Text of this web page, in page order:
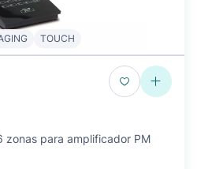
TOUCH
zonas para amplificador PM